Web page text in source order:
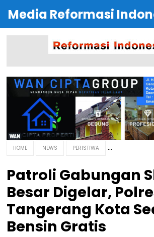
Media Reformasi
HOME NEWS PERISTIWA
Patroli Gabungan
Besar Digelar,
Tangerang Kota
Bensin Gratis